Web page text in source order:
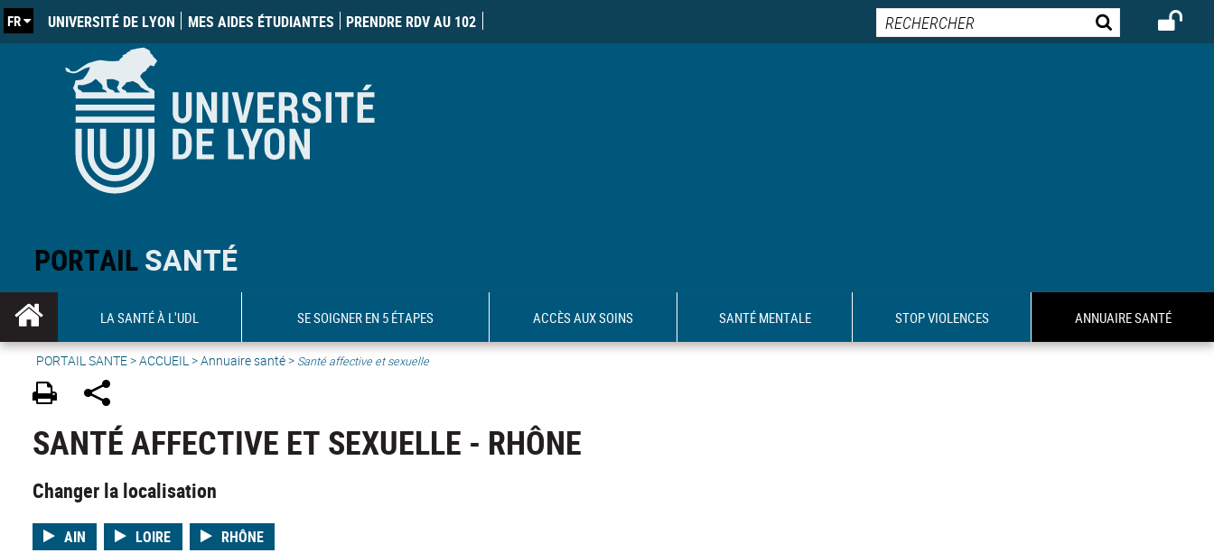
PORTAILSANTÉ
UNIVERSITÉ DE LYON MES AIDES ÉTUDIANTES PRENDRE RDV AU 102
FR
LA SANTÉ À L'UDL SE SOIGNER EN 5 ÉTAPES ACCÈS AUX SOINS SANTÉ MENTALE STOP VIOLENCES ANNUAIRE SANTÉ
PORTAIL SANTE>ACCUEIL>Annuaire santé> Santé affective et sexuelle
SANTÉ AFFECTIVE ET SEXUELLE - RHÔNE
Changer la localisation
AIN LOIRE RHÔNE